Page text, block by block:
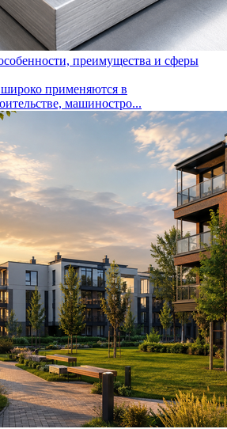
преимущества и сферы
применяются в
машиностро...